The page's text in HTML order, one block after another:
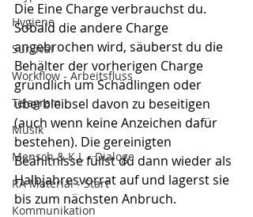
Hygiene
Survival
Workflow - Arbeitsfluss
Telegram
Musik
Mensch & K.I. - Dialoge
RA Material - Start
Kommunikation
Die Eine Charge verbrauchst du.
Sobald die andere Charge
angebrochen wird, säuberst du die
Behälter der vorherigen Charge
gründlich um Schädlingen oder
überbleibsel davon zu beseitigen
(auch wenn keine Anzeichen dafür
bestehen). Die gereinigten
Beähltnisse füllst du dann wieder als
Halbjahresvorrat auf und lagerst sie
bis zum nächsten Anbruch.